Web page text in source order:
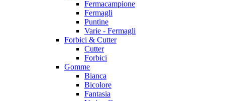
Fermacampione
Fermagli
Puntine
Varie - Fermagli
Forbici & Cutter
Cutter
Forbici
Gomme
Bianca
Bicolore
Fantasia